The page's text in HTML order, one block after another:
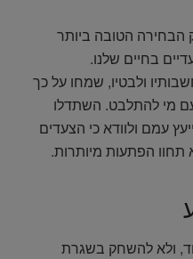
הבחירה הטובה ביותר
בחיים שלנו.
ולבטיו, שמחו על כך
מי להתלבט. השתדלו
עמם ולוודא כי הצעדים
הפתעות מיותרות.
ולא להשחק בשגרת